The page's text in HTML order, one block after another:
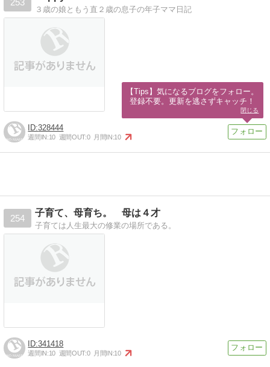
253
３歳の娘ともう直２歳の息子の年子ママ日記
328444
週間IN:10 週間OUT:0 月間IN:10
254
子育て、母育ち。 母は４才
子育ては人生最大の修業の場所である。
341418
週間IN:10 週間OUT:0 月間IN:10
【Tips】気になるブログをフォロー。
登録不要。更新を逃さずキャッチ！
閉じる